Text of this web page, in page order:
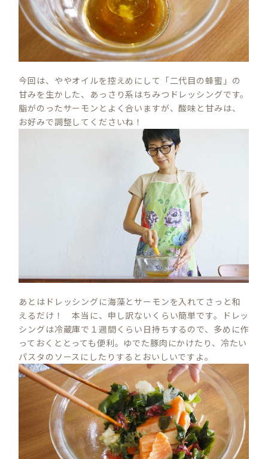
今回は、ややオイルを控えめにして「二代目の蜂蜜」の
甘みを生かした、あっさり系はちみつドレッシングです。
脂がのったサーモンとよく合いますが、酸味と甘みは、
お好みで調整してくださいね！
あとはドレッシングに海藻とサーモンを入れてさっと和
えるだけ！ 本当に、申し訳ないくらい簡単です。ドレッ
シングは冷蔵庫で１週間くらい日持ちするので、多めに作
っておくととっても便利。ゆでた豚肉にかけたり、冷たい
パスタのソースにしたりするとおいしいですよ。